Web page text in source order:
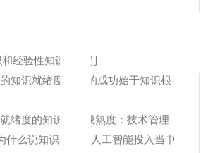
和经验性知识的区别
的知识就绪度：AI 的成功始于知识根
就绪度的知识管理成熟度：技术管理
什么说知识管理是人工智能投入当中